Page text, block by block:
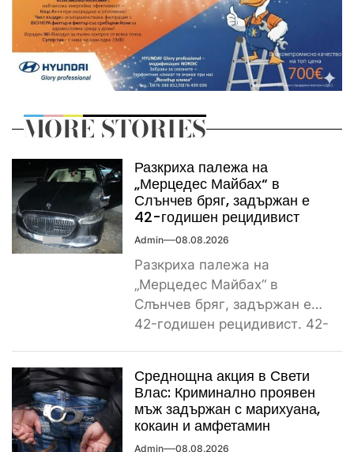
MORE STORIES
Разкриха палежа на
„Мерцедес Майбах“ в
Слънчев бряг, задържан е
42-годишен рецидивист
Admin 08.08.2026
Разкриха палежа на
„Мерцедес Майбах“ в
Слънчев бряг, задържан е
42-годишен рецидивист. 42-
ямболското...
Среднощна акция в Свети
Влас: Криминално проявен
мъж задържан с марихуана,
кокаин и амфетамин
Admin 08.08.2026